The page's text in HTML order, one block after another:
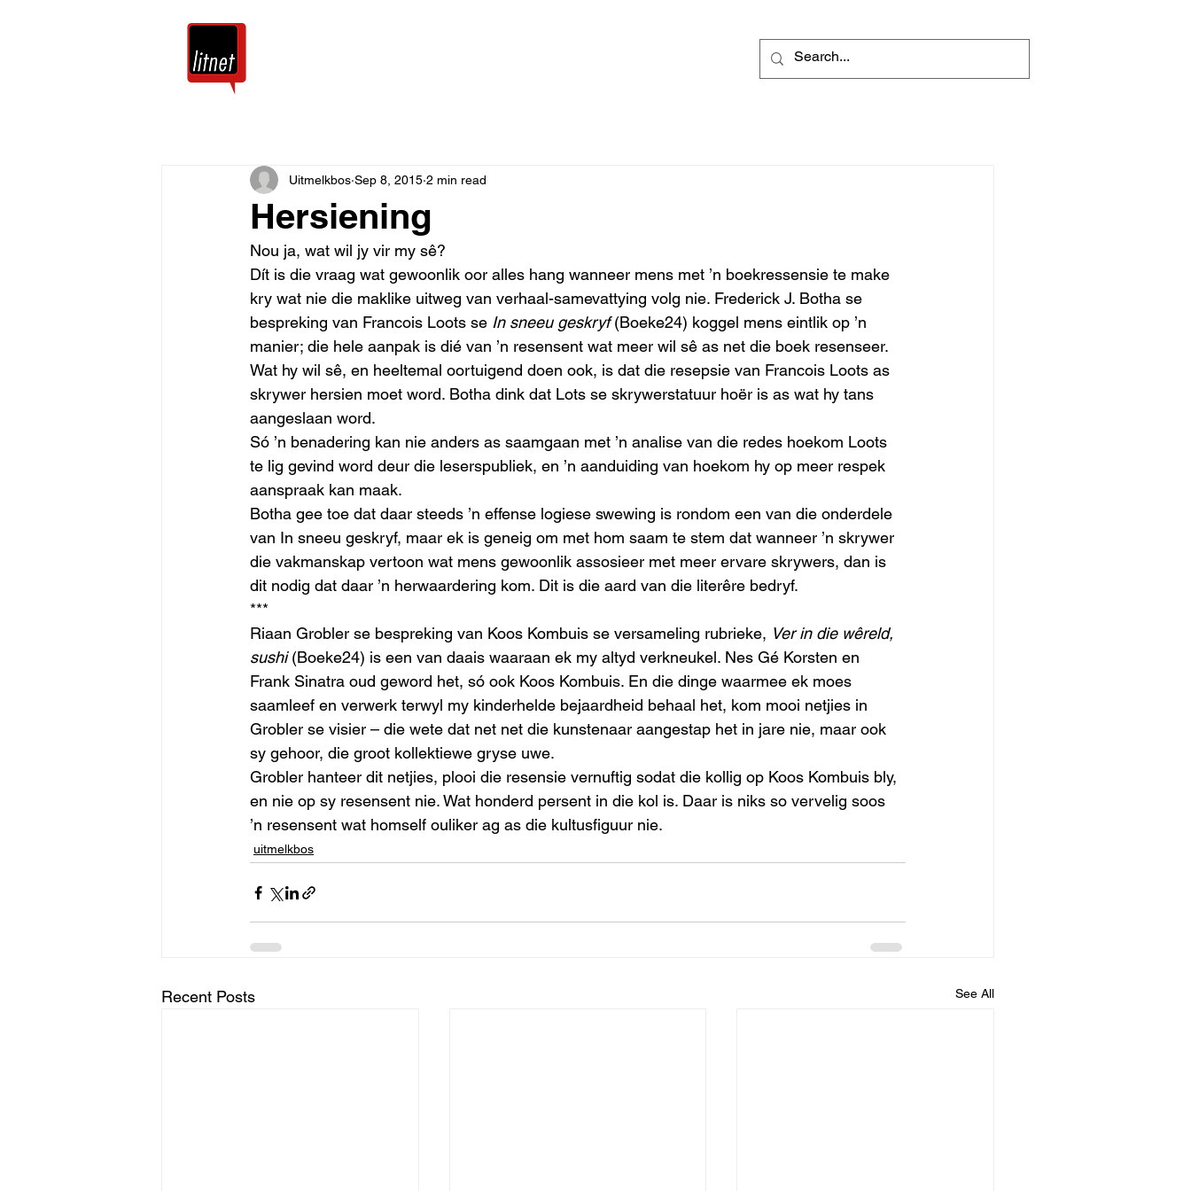
Hersiening
Uitmelkbos Sep 8, 2015 2 min read
Nou ja, wat wil jy vir my sê?
Dít is die vraag wat gewoonlik oor alles hang wanneer mens met ’n boekressensie te make
kry wat nie die maklike uitweg van verhaal-samevattying volg nie. Frederick J. Botha se
bespreking van Francois Loots se In sneeu geskryf (Boeke24) koggel mens eintlik op ’n
manier; die hele aanpak is dié van ’n resensent wat meer wil sê as net die boek resenseer.
Wat hy wil sê, en heeltemal oortuigend doen ook, is dat die resepsie van Francois Loots as
skrywer hersien moet word. Botha dink dat Lots se skrywerstatuur hoër is as wat hy tans
aangeslaan word.
Só ’n benadering kan nie anders as saamgaan met ’n analise van die redes hoekom Loots
te lig gevind word deur die leserspubliek, en ’n aanduiding van hoekom hy op meer respek
aanspraak kan maak.
Botha gee toe dat daar steeds ’n effense logiese swewing is rondom een van die onderdele
van In sneeu geskryf, maar ek is geneig om met hom saam te stem dat wanneer ’n skrywer
die vakmanskap vertoon wat mens gewoonlik assosieer met meer ervare skrywers, dan is
dit nodig dat daar ’n herwaardering kom. Dit is die aard van die literêre bedryf.
***
Riaan Grobler se bespreking van Koos Kombuis se versameling rubrieke, Ver in die wêreld,
sushi (Boeke24) is een van daais waaraan ek my altyd verkneukel. Nes Gé Korsten en
Frank Sinatra oud geword het, só ook Koos Kombuis. En die dinge waarmee ek moes
saamleef en verwerk terwyl my kinderhelde bejaardheid behaal het, kom mooi netjies in
Grobler se visier – die wete dat net net die kunstenaar aangestap het in jare nie, maar ook
sy gehoor, die groot kollektiewe gryse uwe.
Grobler hanteer dit netjies, plooi die resensie vernuftig sodat die kollig op Koos Kombuis bly,
en nie op sy resensent nie. Wat honderd persent in die kol is. Daar is niks so vervelig soos
’n resensent wat homself ouliker ag as die kultusfiguur nie.
uitmelkbos
Recent Posts See All